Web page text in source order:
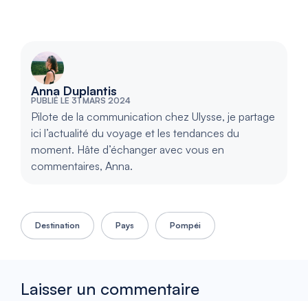
Anna Duplantis
PUBLIÉ LE 31 MARS 2024
Pilote de la communication chez Ulysse, je partage
ici l’actualité du voyage et les tendances du
moment. Hâte d’échanger avec vous en
commentaires, Anna.
Destination Pays Pompéi
Laisser un commentaire